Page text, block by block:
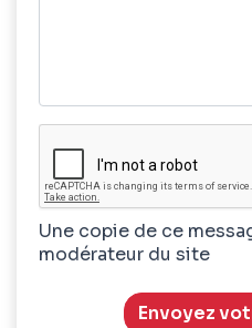
Une copie de ce
modérateur du site
Envoyez